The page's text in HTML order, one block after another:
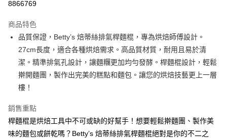
Apple Pay
街口支付
悠遊付
全盈+PAY
AFTEE先享後付
相關說明
【關於「AFTEE先享後付」】
8866769
商品特色
品質保證，Betty’s 焙蒂絲排氣桿麵棍，專為烘焙師傅設計。
27cm長度，適合各種烘焙需求。高品質材質，耐用且易於清
潔。精準排氣孔設計，讓麵糰更加均勻發酵。桿麵棍設計，輕鬆
擀開麵團，製作出完美的糕點和麵包。讓您的烘焙技藝更上一層
樓！
銷售重點
桿麵棍是烘焙工具中不可或缺的好幫手！想要輕鬆擀麵團、製作美
味的麵包或餅乾嗎？Betty’s 焙蒂絲排氣桿麵棍絕對是你的不二之